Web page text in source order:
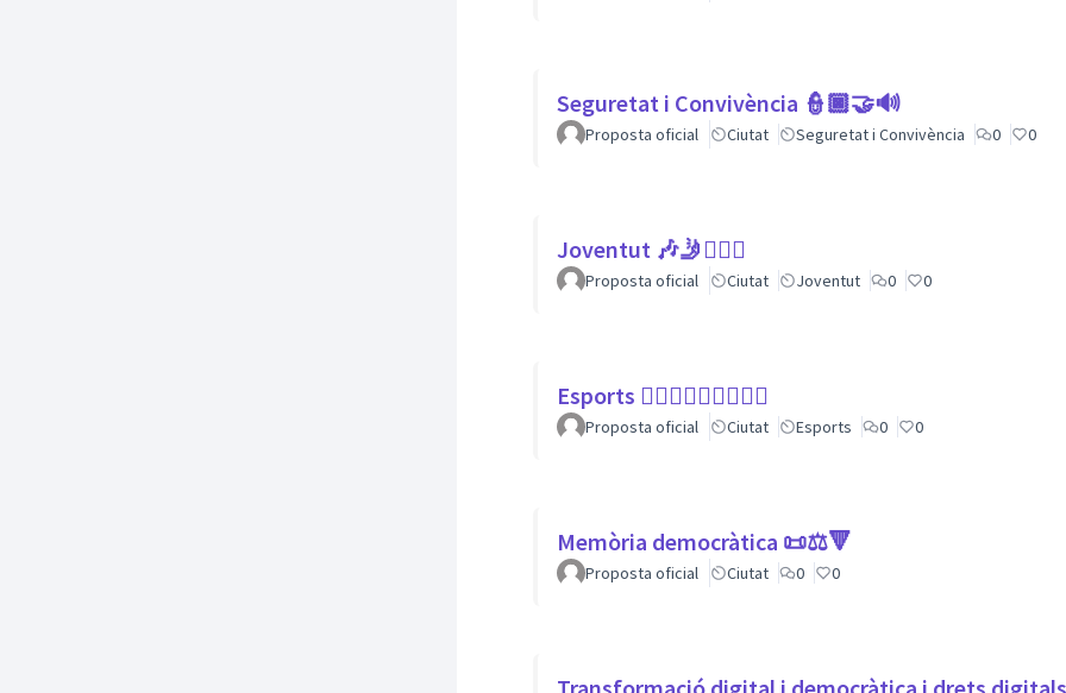
Seguretat i Convivència 👮🏿🤝🔊
Proposta oficial Ciutat Seguretat i Convivència 0 0
Joventut 🎶🤳🙇🏽‍♀
Proposta oficial Ciutat Joventut 0 0
Esports 🏃🏾‍♀⛹🏼‍♀🏄🏼‍♂
Proposta oficial Ciutat Esports 0 0
Memòria democràtica 📜⚖️🔻
Proposta oficial Ciutat 0 0